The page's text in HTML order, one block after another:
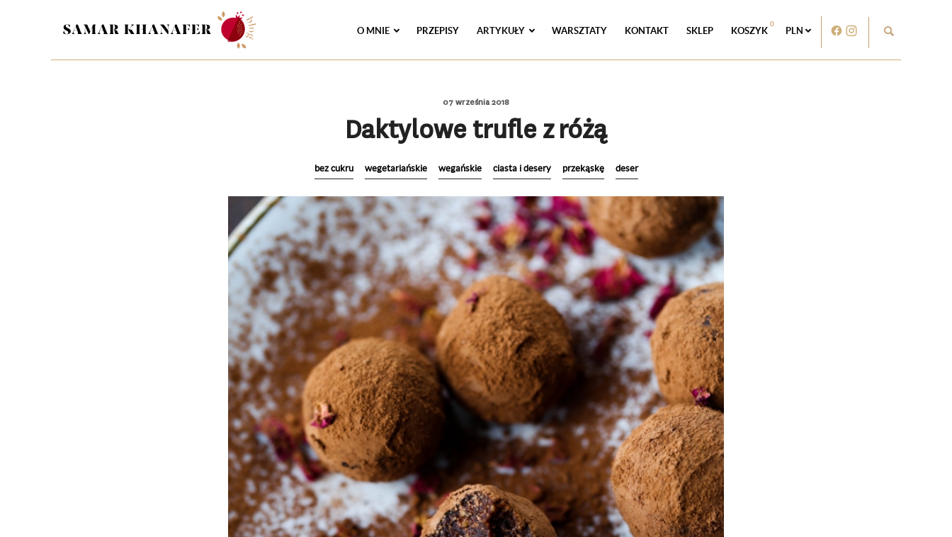
O MNIE PRZEPISY ARTYKUŁY WARSZTATY KONTAKT SKLEP KOSZYK
0
PLN
07 września 2018
Daktylowe trufle z różą
bez cukru wegetariańskie wegańskie ciasta i desery przekąskę deser